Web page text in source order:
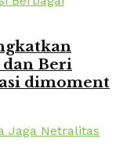
Beri
dimoment